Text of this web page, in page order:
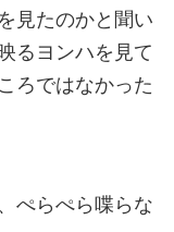
見たのかと聞い
るヨンハを見て
ろではなかった
ぺらぺら喋らな